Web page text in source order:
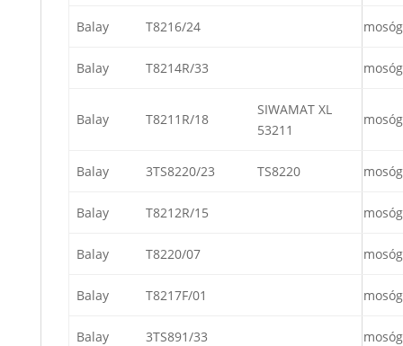
Balay T8216/24
Balay T8214R/33
Balay T8211R/18
SIWAMAT XL
53211
Balay 3TS8220/23 TS8220
Balay T8212R/15
Balay T8220/07
Balay T8217F/01
Balay 3TS891/33